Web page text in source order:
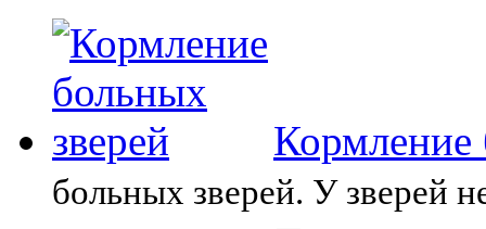
Кормление
больных зверей. У зверей